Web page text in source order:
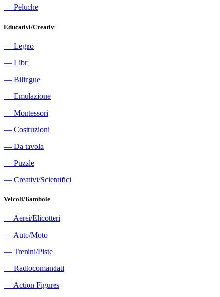
― Peluche
Educativi/Creativi
― Legno
― Libri
― Bilingue
― Emulazione
― Montessori
― Costruzioni
― Da tavola
― Puzzle
― Creativi/Scientifici
Veicoli/Bambole
― Aerei/Elicotteri
― Auto/Moto
― Trenini/Piste
― Radiocomandati
― Action Figures